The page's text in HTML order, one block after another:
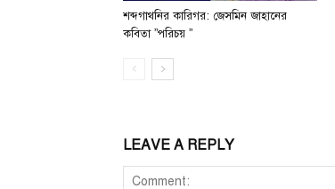
শব্দগাথনির কারিগর: জেসমিন জাহানের
কবিতা ”পরিচয় ”
LEAVE A REPLY